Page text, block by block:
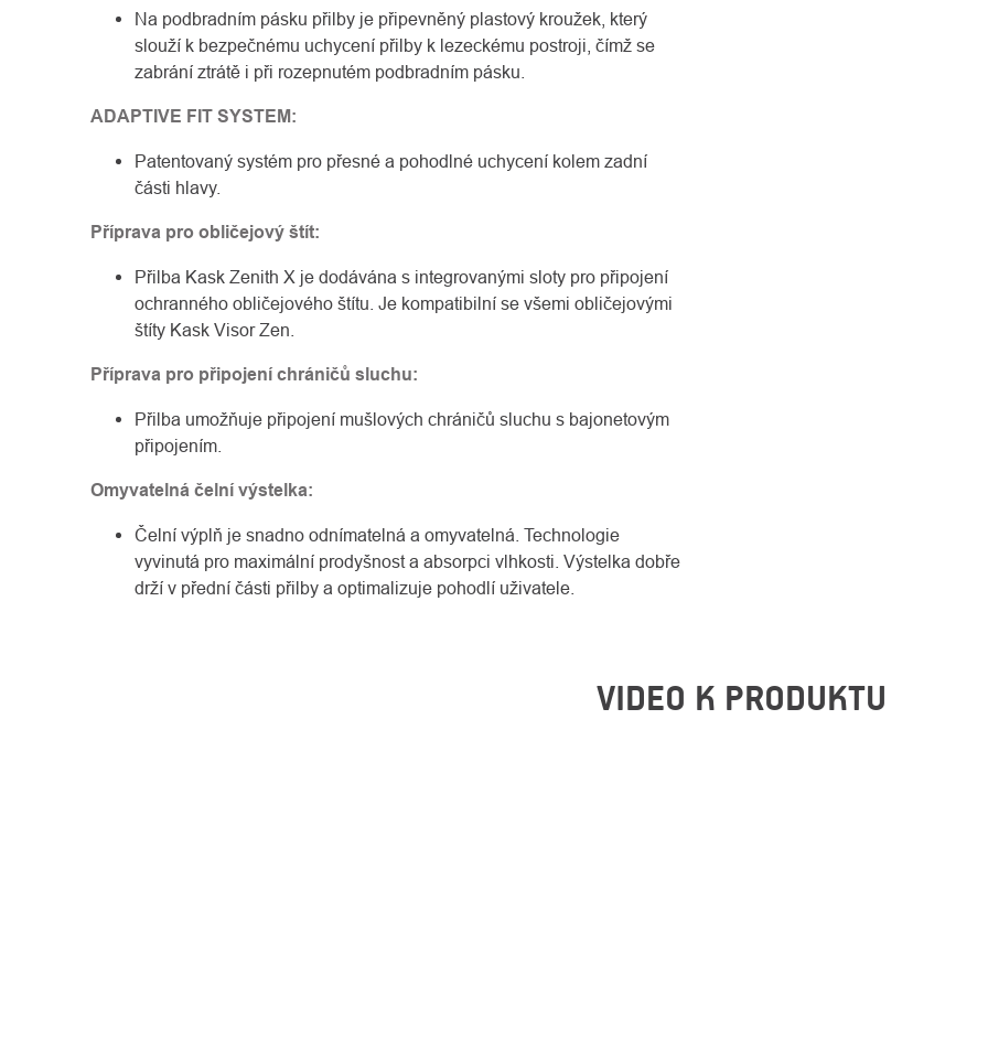
Na podbradním pásku přilby je připevněný plastový kroužek, který
slouží k bezpečnému uchycení přilby k lezeckému postroji, čímž se
zabrání ztrátě i při rozepnutém podbradním pásku.
ADAPTIVE FIT SYSTEM:
Patentovaný systém pro přesné a pohodlné uchycení kolem zadní
části hlavy.
Příprava pro obličejový štít:
Přilba Kask Zenith X je dodávána s integrovanými sloty pro připojení
ochranného obličejového štítu. Je kompatibilní se všemi obličejovými
štíty Kask Visor Zen.
Příprava pro připojení chráničů sluchu:
Přilba umožňuje připojení mušlových chráničů sluchu s bajonetovým
připojením.
Omyvatelná čelní výstelka:
Čelní výplň je snadno odnímatelná a omyvatelná. Technologie
vyvinutá pro maximální prodyšnost a absorpci vlhkosti. Výstelka dobře
drží v přední části přilby a optimalizuje pohodlí uživatele.
VIDEO K PRODUKTU